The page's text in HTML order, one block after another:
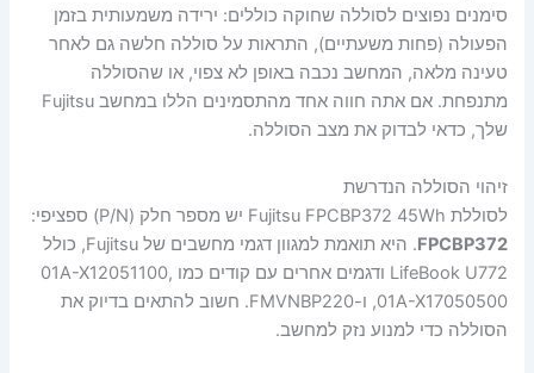
סימנים נפוצים לסוללה שחוקה כוללים: ירידה משמעותית בזמן
הפעולה (פחות משעתיים), התראות על סוללה חלשה גם לאחר
טעינה מלאה, המחשב נכבה באופן לא צפוי, או שהסוללה
מתנפחת. אם אתה חווה אחד מהתסמינים הללו במחשב Fujitsu
שלך, כדאי לבדוק את מצב הסוללה.
זיהוי הסוללה הנדרשת
לסוללת Fujitsu FPCBP372 45Wh יש מספר חלק (P/N) ספציפי:
FPCBP372
. היא תואמת למגוון דגמי מחשבים של Fujitsu, כולל
LifeBook U772 ודגמים אחרים עם קודים כמו 01A-X12051100,
01A-X17050500, ו-FMVNBP220. חשוב להתאים בדיוק את
הסוללה כדי למנוע נזק למחשב.